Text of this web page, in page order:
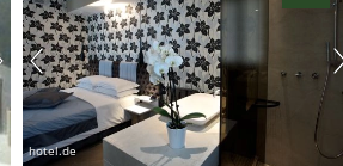
hotel.de